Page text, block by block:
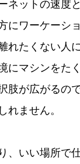
にワーケーシ
れたくない人
にマシンをた
肢が広がるの
れません。
、いい場所で